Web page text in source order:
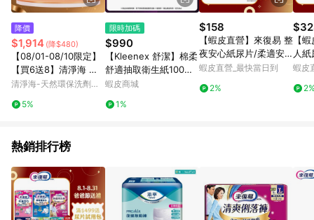
發送通知。 10. 若使用折價券折抵，可能會有攤提折抵導致訂單
金額些微落差。 11. 蝦皮會將LINE的導購跳轉紀錄與蝦皮的會員
ID進行綁定，若後續七天內未透過其他媒體來源導入蝦皮官網，
則七天內於該蝦皮帳號下訂的首筆訂單會被蝦皮認列為該LINE用
戶導購跳轉時所成立之訂單。 12. 若同一用戶使用一個以上蝦皮
帳號透過LINE購物進行導購，將可能導致無法收到導購通知，亦
可能無法收到點數，再請留意。 13. 請注意以下行為將可能導致
無法取得 LINE POINTS 點數回饋資格：使用非指定之途徑及方式
確認；超過60天(含)以上進行申訴，恕無法贈點回饋。需檢附蝦
皮訂單完成、LINE購物訂單記錄，如於LINE購物訂單紀錄已呈
現：「非本次前往蝦皮商店之品項，不符合回饋資格 」，則不受
理此案件。 [注意事項] 1. 如導購途中用戶由網頁版(電腦版/手機
版網頁)切換為 APP 會造成追蹤中斷而無法進行 LINE POINTS 回
饋。 2. 若購買過程中關閉蝦皮APP，則需重新透過LINE購物前往
降價
$1,914 (降$480)
【08/01-08/10限定】
【買6送8】清淨海 鋅
銀離子抗菌洗衣膠囊 Pl
顆*6包+贈 贈 (洗衣槽
清淨海-天然環保洗劑專
5%
限時加碼
$990
【Kleenex 舒潔】棉柔
舒適抽取衛生紙100抽x
72包/箱 (箱購)
蝦皮商城
1%
$158
【蝦皮直營】來復易 整
夜安心紙尿片/柔適安
心/防漏安心 尿片 成人
尿褲 透氣
蝦皮直營_最快當日到
2%
【
人
安心
褲型
蝦皮
熱銷排行榜